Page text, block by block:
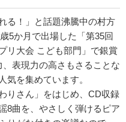
る！」と話題沸騰中の村方
5か月で出場した「第35回
リ大会 こども部門」で銀賞
表現力の高さもさることな
気を集めています。
りさん」をはじめ、CD収録
8曲を、やさしく弾けるピア